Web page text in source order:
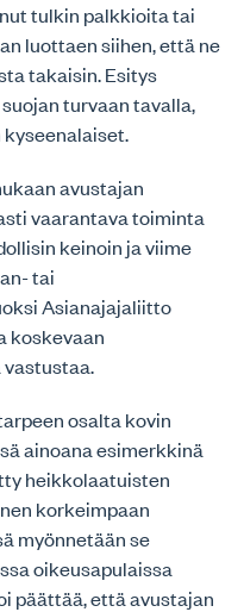
tulkin palkkioita tai
luottaen siihen, että ne
takaisin. Esitys
turvaan tavalla,
avustajan
vaarantava toiminta
keinoin ja viime
tai
Asianajajaliitto
koskevaan
osalta kovin
ainoana esimerkkinä
heikkolaatuisten
korkeimpaan
myönnetään se
oikeusapulaissa
päättää, että avustajan